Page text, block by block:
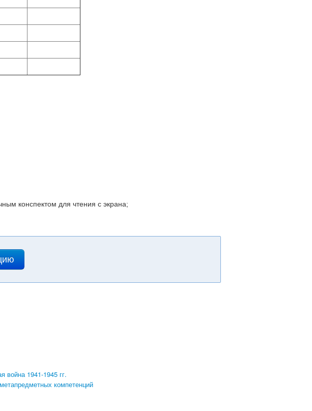
конспектом для чтения с экрана;
война 1941-1945 гг.
компетенций